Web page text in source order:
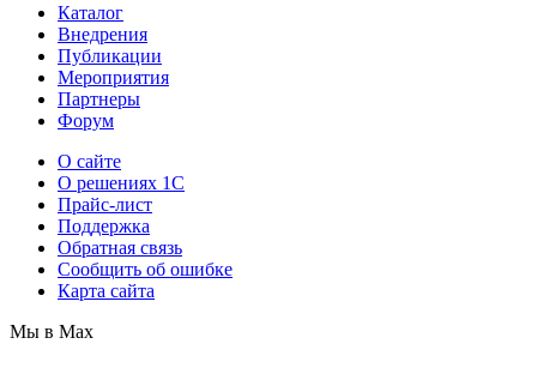
Каталог
Внедрения
Публикации
Мероприятия
Партнеры
Форум
О сайте
О решениях 1С
Прайс-лист
Поддержка
Обратная связь
Сообщить об ошибке
Карта сайта
Мы в Max